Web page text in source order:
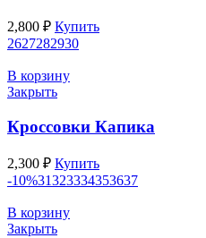
2,800 ₽ Купить
2627282930
В корзину
Закрыть
Кроссовки Капика
2,300 ₽ Купить
-10%31323334353637
В корзину
Закрыть